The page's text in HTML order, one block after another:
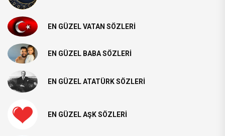
EN GÜZEL VATAN SÖZLERI
EN GÜZEL BABA SÖZLERI
EN GÜZEL ATATÜRK SÖZLERI
EN GÜZEL AŞK SÖZLERI